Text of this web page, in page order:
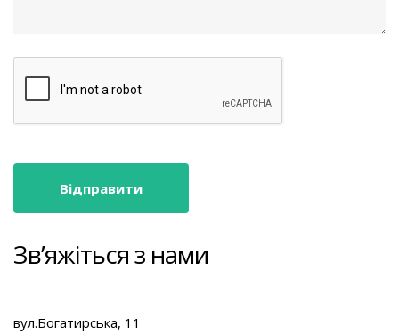
Зв’яжіться з нами
вул.Богатирська, 11